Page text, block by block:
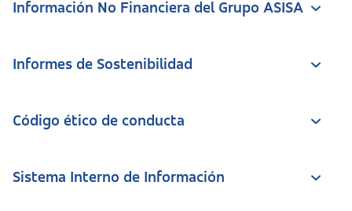
Información No Financiera del Grupo ASISA
Informes de Sostenibilidad
Código ético de conducta
Sistema Interno de Información